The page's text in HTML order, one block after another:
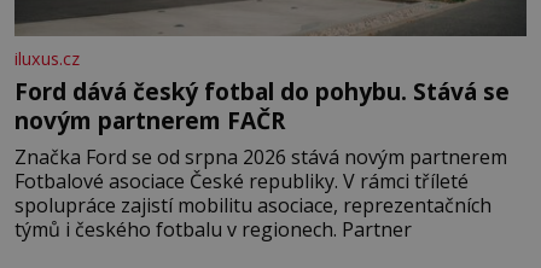
iluxus.cz
Ford dává český fotbal do pohybu. Stává se
novým partnerem FAČR
Značka Ford se od srpna 2026 stává novým partnerem
Fotbalové asociace České republiky. V rámci tříleté
spolupráce zajistí mobilitu asociace, reprezentačních
týmů i českého fotbalu v regionech. Partner